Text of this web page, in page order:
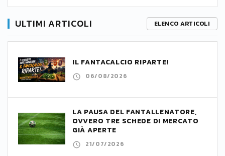
ULTIMI ARTICOLI ELENCO ARTICOLI
IL FANTACALCIO RIPARTE!
06/08/2026
LA PAUSA DEL FANTALLENATORE,
OVVERO TRE SCHEDE DI MERCATO
GIÀ APERTE
21/07/2026